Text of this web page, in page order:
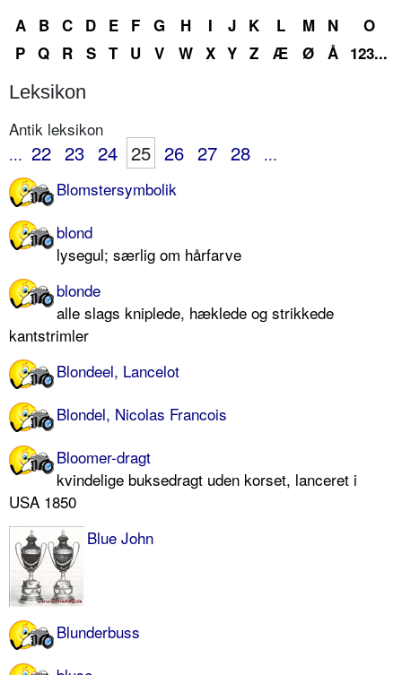
A B C D E F G H I J K L M N
O
P Q R S T U V W X Y Z Æ Ø Å 123...
Leksikon
Antik leksikon
... 22 23 24 25 26 27 28
...
Blomstersymbolik
blond
lysegul; særlig om hårfarve
blonde
alle slags kniplede, hæklede og strikkede
kantstrimler
Blondeel, Lancelot
Blondel, Nicolas Francois
Bloomer-dragt
kvindelige buksedragt uden korset, lanceret i
USA 1850
Blue John
Blunderbuss